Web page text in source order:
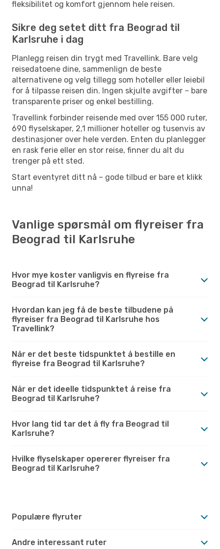
fleksibilitet og komfort gjennom hele reisen.
Sikre deg setet ditt fra Beograd til
Karlsruhe i dag
Planlegg reisen din trygt med Travellink. Bare velg
reisedatoene dine, sammenlign de beste
alternativene og velg tillegg som hoteller eller leiebil
for å tilpasse reisen din. Ingen skjulte avgifter – bare
transparente priser og enkel bestilling.
Travellink forbinder reisende med over 155 000 ruter,
690 flyselskaper, 2,1 millioner hoteller og tusenvis av
destinasjoner over hele verden. Enten du planlegger
en rask ferie eller en stor reise, finner du alt du
trenger på ett sted.
Start eventyret ditt nå – gode tilbud er bare et klikk
unna!
Vanlige spørsmål om flyreiser fra
Beograd til Karlsruhe
Hvor mye koster vanligvis en flyreise fra
Beograd til Karlsruhe?
Hvordan kan jeg få de beste tilbudene på
flyreiser fra Beograd til Karlsruhe hos
Travellink?
Når er det beste tidspunktet å bestille en
flyreise fra Beograd til Karlsruhe?
Når er det ideelle tidspunktet å reise fra
Beograd til Karlsruhe?
Hvor lang tid tar det å fly fra Beograd til
Karlsruhe?
Hvilke flyselskaper opererer flyreiser fra
Beograd til Karlsruhe?
Populære flyruter
Andre interessant ruter